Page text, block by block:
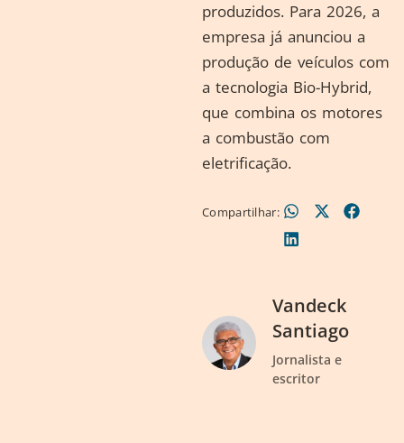
produzidos. Para 2026, a
empresa já anunciou a
produção de veículos com
a tecnologia Bio-Hybrid,
que combina os motores
a combustão com
eletrificação.
Compartilhar:
Vandeck
Santiago
Jornalista e
escritor